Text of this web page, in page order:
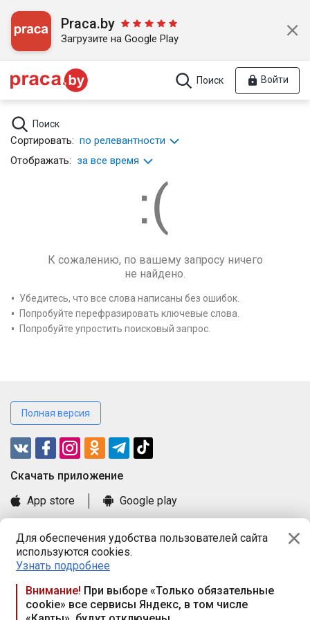
Для обеспечения удобства пользователей сайта
используются cookies.
Узнать подробнее
Внимание! При выборе «Только обязательные
cookie» все сервисы Яндекс, в том числе
Praca.by
Загрузите на Google Play
Поиск Войти
Поиск
Сортировать: по релевантности
Отображать: за все время
К сожалению, по вашему запросу ничего
не найдено.
Убедитесь, что все слова написаны без ошибок.
Попробуйте перефразировать ключевые слова.
Попробуйте упростить поисковый запрос.
Полная версия
Cкачать приложение
App store
Google play
Книга замечаний и предложений
Правила и документы
Praca.by © 2000—2026, ООО «ПРАЦА БАЙ»
Республика Беларусь, 220114, г. Минск, пр-т Независимости
117а, пом. № 9.